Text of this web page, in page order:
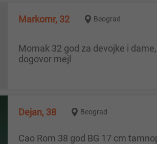
Markomr, 32 Beograd
Momak 32 god za devojke i dame, ispunite sebi sve fantazije, diskrecija zagarantovana, potentan sportista Beograd Prvi
dogovor mejl
Dejan, 38 Beograd
Cao Rom 38 god BG 17 cm